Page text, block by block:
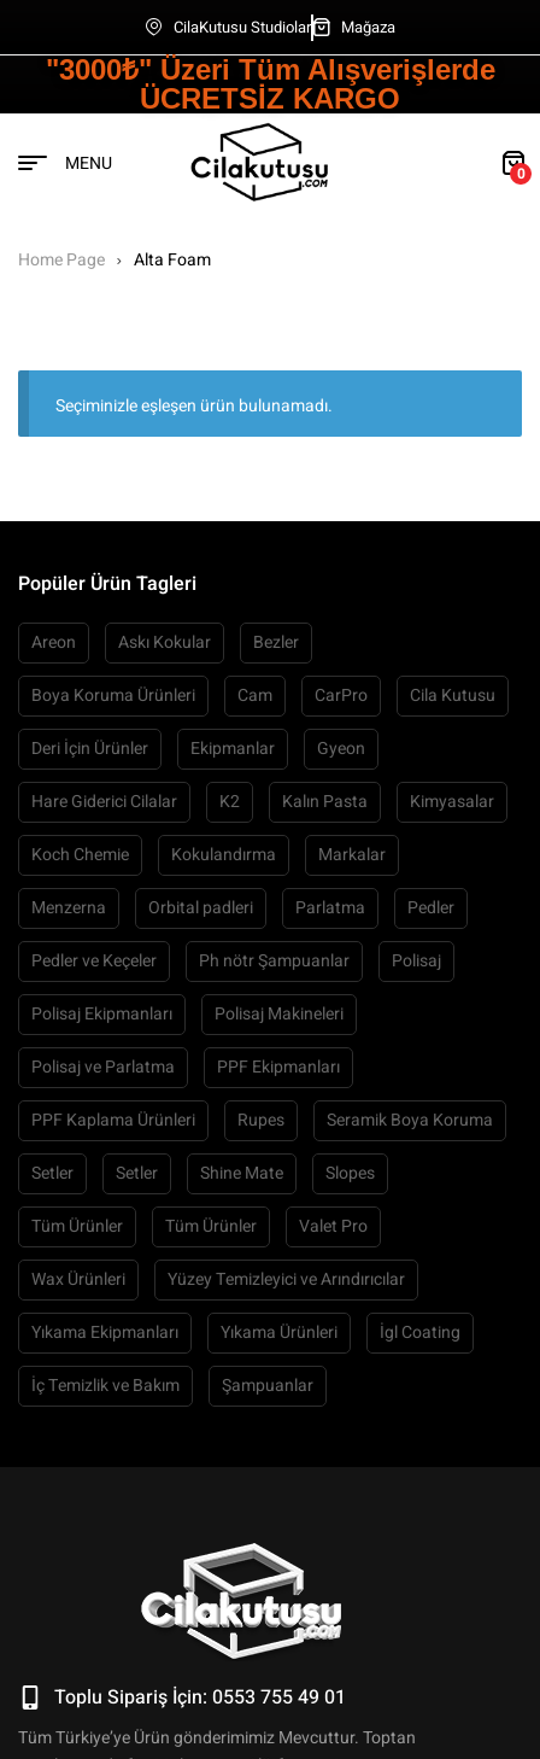
CilaKutusu Studiolar Mağaza
"3000₺" Üzeri Tüm Alışverişlerde
ÜCRETSİZ KARGO
MENU 0
Home Page Alta Foam
Seçiminizle eşleşen ürün bulunamadı.
Popüler Ürün Tagleri
Areon Askı Kokular Bezler
Boya Koruma Ürünleri Cam CarPro Cila Kutusu
Deri İçin Ürünler Ekipmanlar Gyeon
Hare Giderici Cilalar K2 Kalın Pasta Kimyasalar
Koch Chemie Kokulandırma Markalar
Menzerna Orbital padleri Parlatma Pedler
Pedler ve Keçeler Ph nötr Şampuanlar Polisaj
Polisaj Ekipmanları Polisaj Makineleri
Polisaj ve Parlatma PPF Ekipmanları
PPF Kaplama Ürünleri Rupes Seramik Boya Koruma
Setler Setler Shine Mate Slopes
Tüm Ürünler Tüm Ürünler Valet Pro
Wax Ürünleri Yüzey Temizleyici ve Arındırıcılar
Yıkama Ekipmanları Yıkama Ürünleri İgl Coating
İç Temizlik ve Bakım Şampuanlar
Toplu Sipariş İçin: 0553 755 49 01
Tüm Türkiye’ye Ürün gönderimimiz Mevcuttur. Toptan